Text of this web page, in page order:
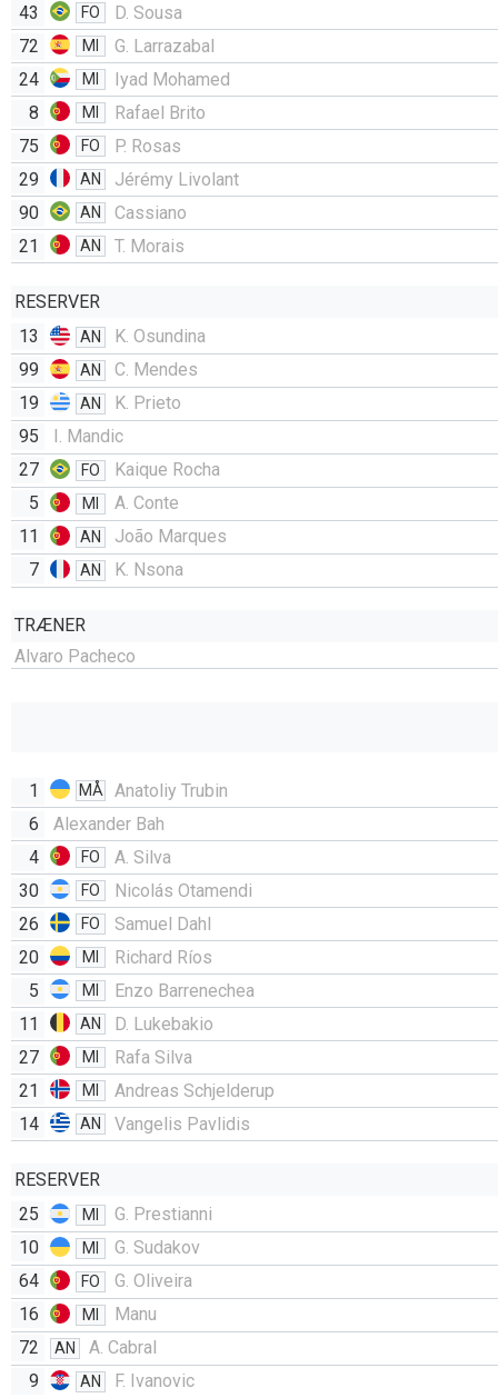
43
FO
D. Sousa
72
MI
G. Larrazabal
24
MI
Iyad Mohamed
8
MI
Rafael Brito
75
FO
P. Rosas
29
AN
Jérémy Livolant
90
AN
Cassiano
21
AN T. Morais
RESERVER
13
AN
K. Osundina
99
AN
C. Mendes
19
AN
K. Prieto
95
I. Mandic
27
FO
Kaique Rocha
5
MI
A. Conte
11
AN
João Marques
7
AN K. Nsona
TRÆNER
Alvaro Pacheco
1 MÅ
Anatoliy Trubin
6
Alexander Bah
4
FO
A. Silva
30
FO
Nicolás Otamendi
26
FO
Samuel Dahl
20
MI
Richard Ríos
5
MI
Enzo Barrenechea
11
AN
D. Lukebakio
27
MI
Rafa Silva
21
MI
Andreas Schjelderup
14
AN Vangelis Pavlidis
RESERVER
25
MI
G. Prestianni
10
MI
G. Sudakov
64
FO
G. Oliveira
16
MI
Manu
72
AN
A. Cabral
9
AN
F. Ivanovic